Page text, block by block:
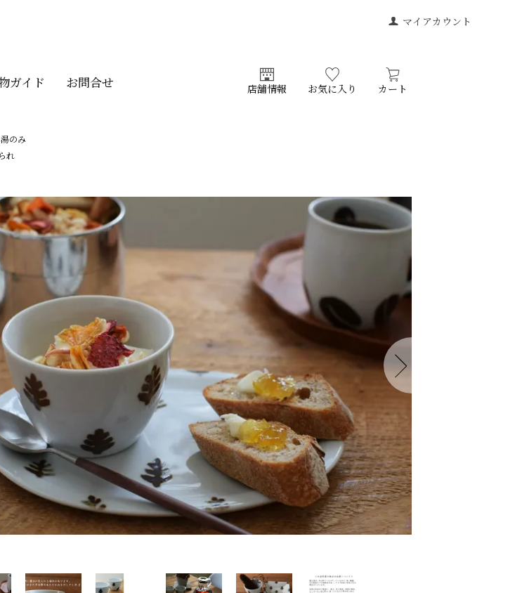
マイアカウント
ガイド お問合せ 店舗情報 お気に入り カート
のみ
れ